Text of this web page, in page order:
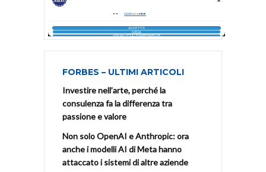
FORBES – ULTIMI ARTICOLI
Investire nell’arte, perché la
consulenza fa la differenza tra
passione e valore
Non solo OpenAI e Anthropic: ora
anche i modelli AI di Meta hanno
attaccato i sistemi di altre aziende